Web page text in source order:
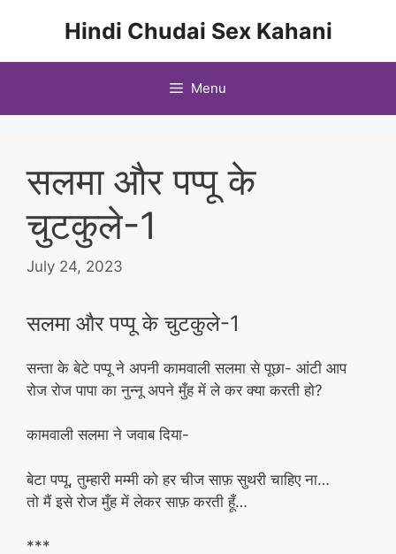
Hindi Chudai Sex Kahani
Menu
सलमा और पप्पू के
चुटकुले-1
July 24, 2023
सलमा और पप्पू के चुटकुले-1
सन्ता के बेटे पप्पू ने अपनी कामवाली सलमा से पूछा- आंटी आप
रोज रोज पापा का नुन्नू अपने मुँह में ले कर क्या करती हो?
कामवाली सलमा ने जवाब दिया-
बेटा पप्पू, तुम्हारी मम्मी को हर चीज साफ़ सुथरी चाहिए ना…
तो मैं इसे रोज मुँह में लेकर साफ़ करती हूँ…
***